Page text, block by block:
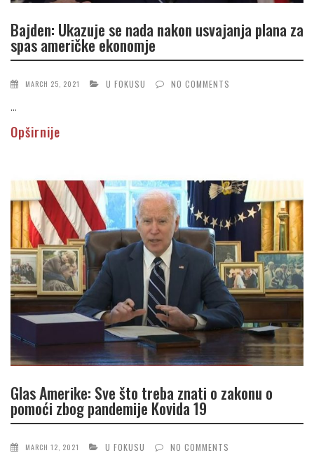
Bajden: Ukazuje se nada nakon usvajanja plana za
spas američke ekonomje
MARCH 25, 2021 U FOKUSU NO COMMENTS
...
Opširnije
Glas Amerike: Sve što treba znati o zakonu o
pomoći zbog pandemije Kovida 19
MARCH 12, 2021 U FOKUSU NO COMMENTS